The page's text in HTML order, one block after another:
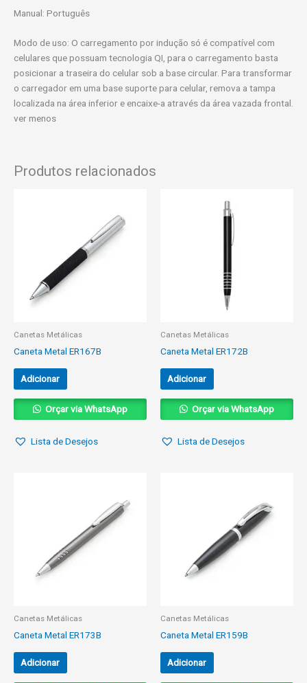
Manual: Português
Modo de uso: O carregamento por indução só é compatível com
celulares que possuam tecnologia QI, para o carregamento basta
posicionar a traseira do celular sob a base circular. Para transformar
o carregador em uma base suporte para celular, remova a tampa
localizada na área inferior e encaixe-a através da área vazada frontal.
ver menos
Produtos relacionados
Canetas Metálicas
Caneta Metal ER167B
Adicionar
Orçar via WhatsApp
Lista de Desejos
Canetas Metálicas
Caneta Metal ER172B
Adicionar
Orçar via WhatsApp
Lista de Desejos
Canetas Metálicas
Caneta Metal ER173B
Adicionar
Canetas Metálicas
Caneta Metal ER159B
Adicionar